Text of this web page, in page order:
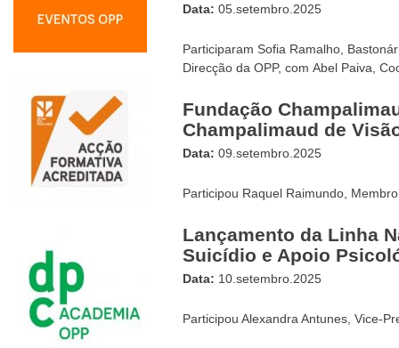
Data: 05.setembro.2025
Participaram Sofia Ramalho,
Direcção da OPP, com Abel Paiva,
Fundação
Champalimaud de
Data: 09.setembro.2025
Participou Raquel Raimundo,
Lançamento da Linha
Suicídio e Apoio
Data: 10.setembro.2025
Participou Alexandra Antunes, Vice-